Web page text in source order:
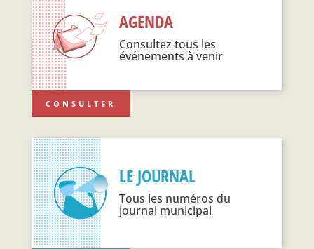
AGENDA
Consultez tous les
événements à venir
CONSULTER
LE JOURNAL
Tous les numéros du
journal municipal